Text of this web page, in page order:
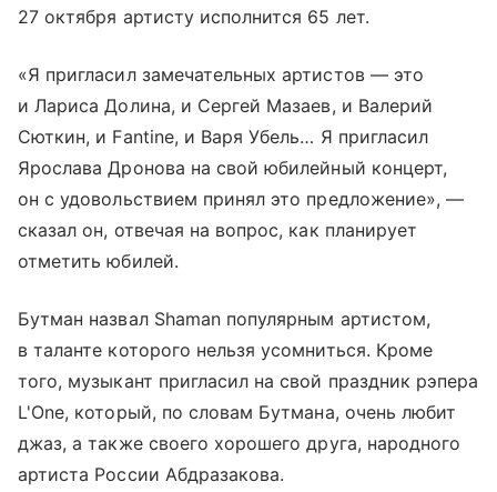
27 октября артисту исполнится 65 лет.
«Я пригласил замечательных артистов — это
и Лариса Долина, и Сергей Мазаев, и Валерий
Сюткин, и Fantine, и Варя Убель… Я пригласил
Ярослава Дронова на свой юбилейный концерт,
он с удовольствием принял это предложение», —
сказал он, отвечая на вопрос, как планирует
отметить юбилей.
Бутман назвал Shaman популярным артистом,
в таланте которого нельзя усомниться. Кроме
того, музыкант пригласил на свой праздник рэпера
L'One, который, по словам Бутмана, очень любит
джаз, а также своего хорошего друга, народного
артиста России Абдразакова.